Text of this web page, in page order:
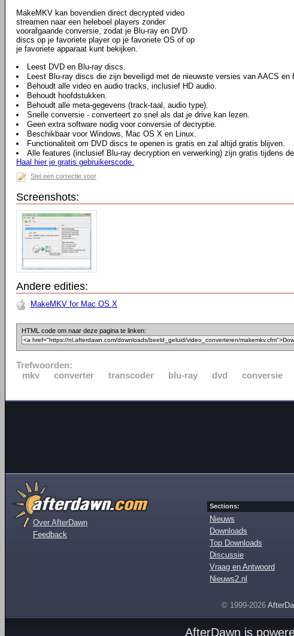
MakeMKV kan bovendien direct decrypted video
streamen naar een heleboel players zonder
voorafgaande conversie, zodat je Blu-ray en DVD
discs op je favoriete player op je favoriete OS of op
je favoriete apparaat kunt bekijken.
Leest DVD en Blu-ray discs.
Leest Blu-ray discs die zijn beveiligd met de nieuwste versies van AACS en
Behoudt alle video en audio tracks, inclusief HD audio.
Behoudt hoofdstukken.
Behoudt alle meta-gegevens (track-taal, audio type).
Snelle conversie - converteert zo snel als dat je drive kan lezen.
Geen extra software nodig voor conversie of decryptie.
Beschikbaar voor Windows, Mac OS X en Linux.
Functionaliteit om DVD discs te openen is gratis en zal altijd gratis blijven.
Alle features (inclusief Blu-ray decryption en verwerking) zijn gratis tijdens
Haal hier je gratis gebruikerscode.
Stel een correctie voor
Screenshots:
Andere edities:
MakeMKV for Mac OS X
HTML code om naar deze pagina te linken:
Trefwoorden:
mkv
converter transcoder blu-ray dvd conversie
Over AfterDawn
Feedback
Sections:
Nieuws
Downloads
Top Downloads
Discussie
Vraag en Antwoord
Nieuws2.nl
© 1999-2026
AfterDawn is